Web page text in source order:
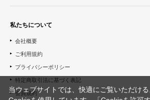
私たちについて
会社概要
ご利用規約
プライバシーポリシー
特定商取引法に基づく表記
会員規約
当ウェブサイトでは、快適にご覧いただける